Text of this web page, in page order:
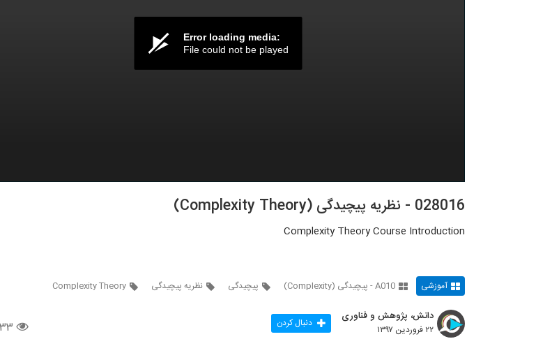
Error loading media:
File could not be played
028016 - نظریه پیچیدگی (Complexity Theory)
Complexity Theory Course Introduction
آموزشی A010 - پیچیدگی (Complexity) پیچیدگی نظریه پیچیدگی Complexity Theory
۴۳۳
دانش، پژوهش و فناوری
۲۲ فروردین ۱۳۹۷ دنبال کردن